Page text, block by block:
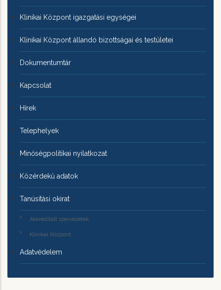
Klinikai Központ igazgatási egységei
Klinikai Központ állandó bizottságai és testületei
Dokumentumtár
Kapcsolat
Hírek
Telephelyek
Minőségpolitikai nyilatkozat
Közérdekű adatok
Tanúsítási okirat
Akkreditált szervezetek
Klinikai Központ
Adatvédelem